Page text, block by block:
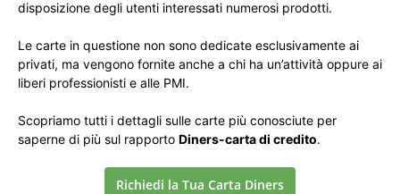
disposizione degli utenti interessati numerosi prodotti.
Le carte in questione non sono dedicate esclusivamente ai
privati, ma vengono fornite anche a chi ha un’attività oppure ai
liberi professionisti e alle PMI.
Scopriamo tutti i dettagli sulle carte più conosciute per
saperne di più sul rapporto Diners-carta di credito.
Richiedi la Tua Carta Diners